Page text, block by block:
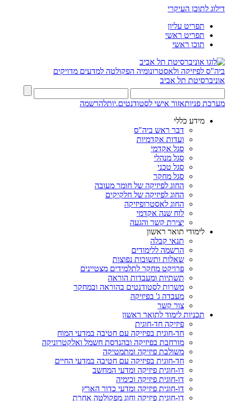
דילוג לתוכן העיקרי
תפריט עליון
תפריט ראשי
תוכן ראשי
ביה"ס לפיזיקה ולאסטרונומיה הפקולטה למדעים מדויקים
אוניברסיטת תל אביב
מערכת פניותאזור אישי לסטודנטים.יותלהרשמה
מידע כללי
דבר ראש ביה"ס
ועדות אקדמיות
סגל אקדמי
סגל מנהלי
סגל טכני
סגל מחקר
החוג לפיזיקה של חומר מעובה
החוג לפיזיקה של חלקיקים
החוג לאסטרופיזיקה
לוח שנה אקדמי
יצירת קשר והגעה
לימודי תואר ראשון
תנאי קבלה
הרשמה ללימודים
שאלות ותשובות נפוצות
פרויקט מחקר לתלמידים מצטיינים
תשתיות ומעבדות הוראה
משרות לסטודנטים בהוראה ובמחקר
מעבדה ג' בפיזיקה
צור קשר
תכניות לימוד לתואר ראשון
פיזיקה חד-חוגית
חד-חוגית בפיזיקה עם חטיבה במדעי המוח
מורחבת בפיזיקה ובהנדסת חשמל ואלקטרוניקה
משולבת פיזיקה ומתמטיקה
חד-חוגית בפיזיקה עם חטיבה במדעי החיים
דו-חוגית פיזיקה ומדעי המחשב
דו-חוגית פיזיקה וכימיה
דו-חוגית פיזיקה ומדעי כדור הארץ
דו-חוגית פיזיקה וחוג מפקולטה אחרת